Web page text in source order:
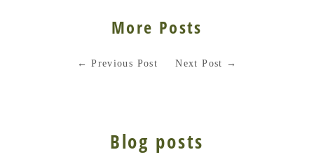
More Posts
←Previous Post Next Post →
Blog posts